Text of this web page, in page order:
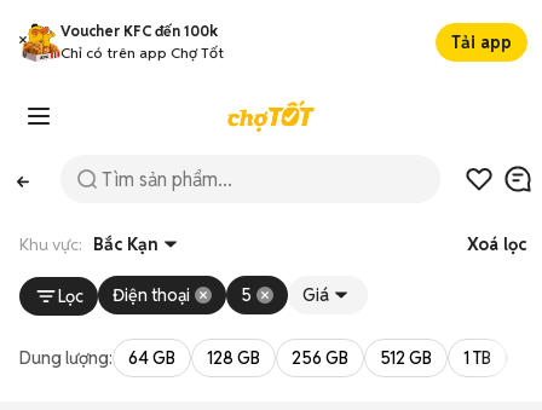
Voucher KFC đến 100k
Chỉ có trên app Chợ Tốt
Tải app
Khu vực: Bắc Kạn Xoá lọc
Lọc Điện thoại 5 Giá
Dung lượng: 64 GB 128 GB 256 GB 512 GB 1 TB